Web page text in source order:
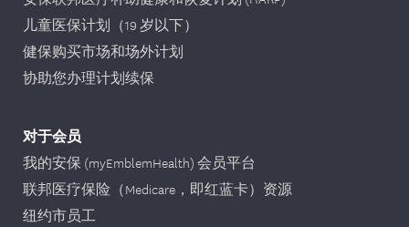
儿童医保计划（19 岁以下）
健保购买市场和场外计划
协助您办理计划续保
对于会员
我的安保 (myEmblemHealth) 会员平台
联邦医疗保险（Medicare，即红蓝卡）资源
纽约市员工